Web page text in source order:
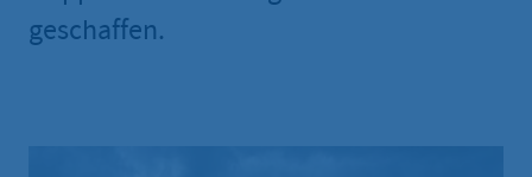
geschaffen.